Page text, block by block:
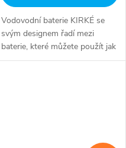
Vodovodní baterie KIRKÉ se
svým designem řadí mezi
baterie, které můžete použít jak
v koupelně moderní, tak i v